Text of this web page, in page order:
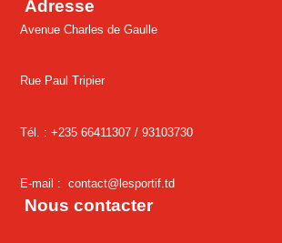
Adresse
Avenue Charles de Gaulle
Rue Paul Tripier
Tél. : +235 66411307 /93103730
E-mail :contact@lesportif.td
Nous contacter